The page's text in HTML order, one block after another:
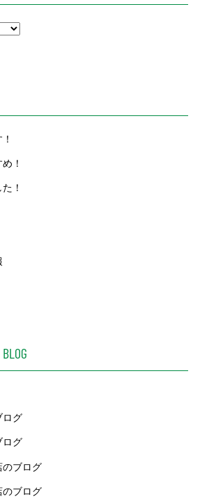
！
！
ログ
ログ
ブログ
ブログ